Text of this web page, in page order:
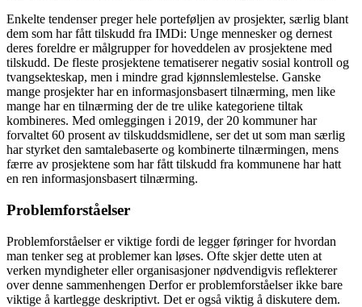
Enkelte tendenser preger hele porteføljen av prosjekter, særlig blant
dem som har fått tilskudd fra IMDi: Unge mennesker og dernest
deres foreldre er målgrupper for hoveddelen av prosjektene med
tilskudd. De fleste prosjektene tematiserer negativ sosial kontroll og
tvangsekteskap, men i mindre grad kjønnslemlestelse. Ganske
mange prosjekter har en informasjonsbasert tilnærming, men like
mange har en tilnærming der de tre ulike kategoriene tiltak
kombineres. Med omleggingen i 2019, der 20 kommuner har
forvaltet 60 prosent av tilskuddsmidlene, ser det ut som man særlig
har styrket den samtalebaserte og kombinerte tilnærmingen, mens
færre av prosjektene som har fått tilskudd fra kommunene har hatt
en ren informasjonsbasert tilnærming.
Problemforståelser
Problemforståelser er viktige fordi de legger føringer for hvordan
man tenker seg at problemer kan løses. Ofte skjer dette uten at
verken myndigheter eller organisasjoner nødvendigvis reflekterer
over denne sammenhengen Derfor er problemforståelser ikke bare
viktige å kartlegge deskriptivt. Det er også viktig å diskutere dem.